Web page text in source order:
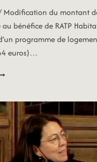
du montant
bénéfice de RATP
programme de
euros)…
10/04